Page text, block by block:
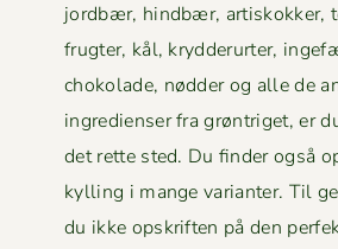
jord­bær, hind­bær, artiskokker,
frugter, kål, kry­d­derurter,
choko­lade, nød­der og alle de
ingre­di­enser fra grøn­triget, er
det rette sted. Du find­er også
kylling i mange vari­anter. Til
du ikke opskriften på den